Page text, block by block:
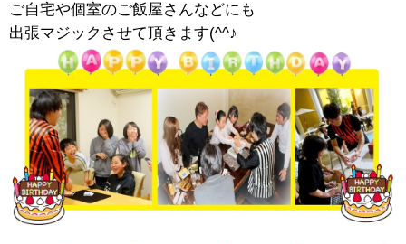
ご自宅や個室のご飯屋さんなどにも
出張マジックさせて頂きます(^^♪